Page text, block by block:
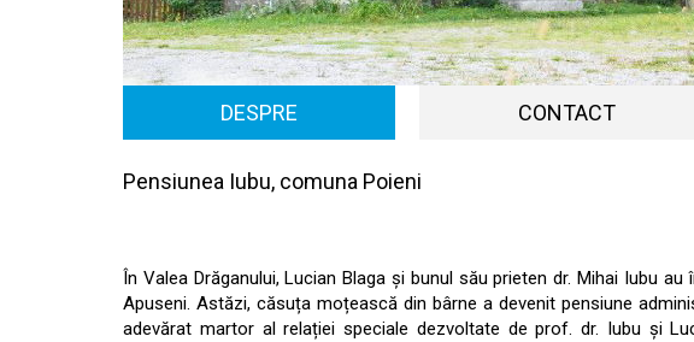
DESPRE CONTACT
Pensiunea Iubu, comuna Poieni
În Valea Drăganului, Lucian Blaga și bunul său prieten dr. Mihai Iubu
Apuseni. Astăzi, căsuța moțească din bârne a devenit pensiune
adevărat martor al relației speciale dezvoltate de prof. dr. Iubu și